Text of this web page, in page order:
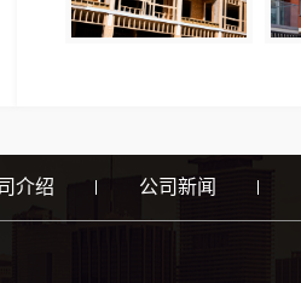
介绍 公司新闻